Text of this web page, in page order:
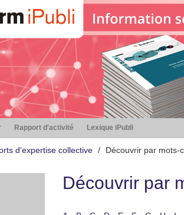
Rapport d'activité Lexique iPubli
d'expertise collective Découvrir par mots-
Découvrir par